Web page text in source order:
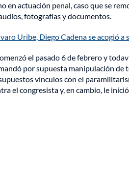
en actuación penal, caso que se
fotografías y documentos.
Uribe, Diego Cadena se acogió
el pasado 6 de febrero y
por supuesta manipulación de
vínculos con el
el congresista y, en cambio, le